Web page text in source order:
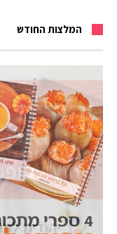
המלצות החודש